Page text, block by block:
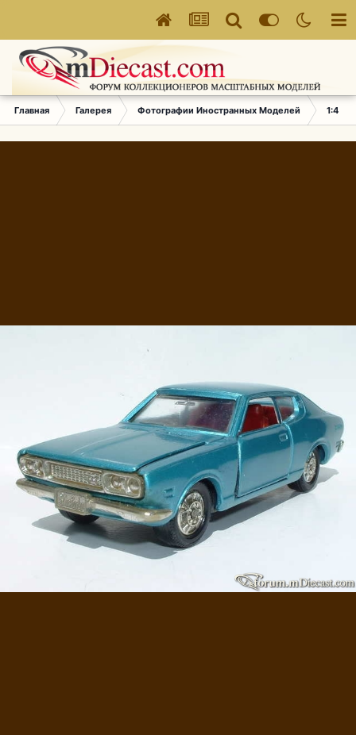
Главная Галерея Фотографии Иностранных Моделей 1:43